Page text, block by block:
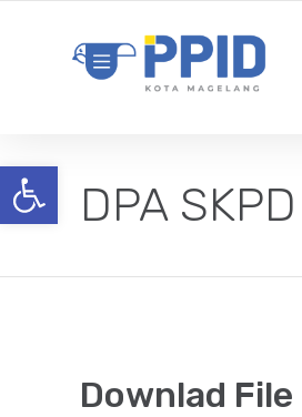
Open toolbar
DPA
Downlad